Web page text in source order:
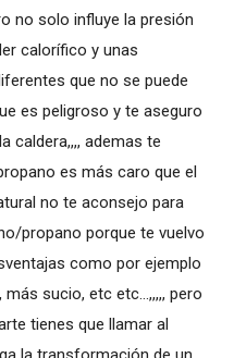
no solo influye la presión
calorífico y unas
que no se puede
es peligroso y te aseguro
caldera,,,, ademas te
es más caro que el
no te aconsejo para
propano porque te vuelvo
como por ejemplo
sucio, etc etc...,,,,, pero
tienes que llamar al